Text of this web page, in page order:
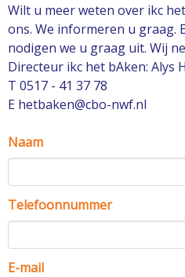
Wilt u meer weten over ikc
ons. We informeren u graag.
nodigen we u graag uit. Wij
Directeur ikc het bAken: Alys
T 0517 - 41 37 78
E hetbaken@cbo-nwf.nl
Naam
Telefoonnummer
E-mail